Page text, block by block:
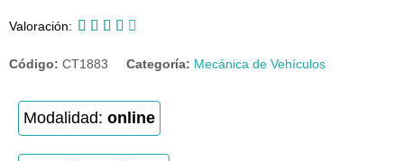
Valoración:     
Código: CT1883 Categoría: Mecánica de Vehículos
Modalidad: online